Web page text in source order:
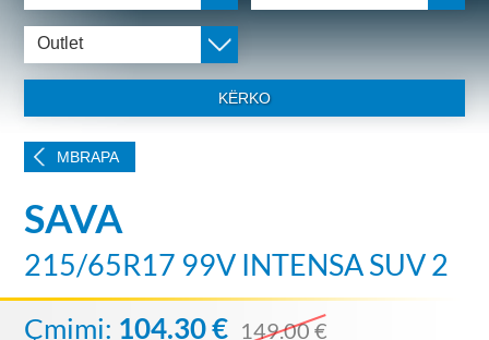
Outlet
KËRKO
MBRAPA
SAVA
215/65R17 99V INTENSA SUV 2
Çmimi: 104.30 € 149.00 €